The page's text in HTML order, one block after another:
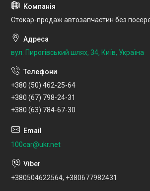
Стокар-продаж автозапчастин без
вул. Пирогівський шлях, 34, Київ, Україна
+380 (50) 462-25-64
+380 (67) 798-24-31
+380 (63) 784-67-30
100car@ukr.net
+380504622564, +380677982431